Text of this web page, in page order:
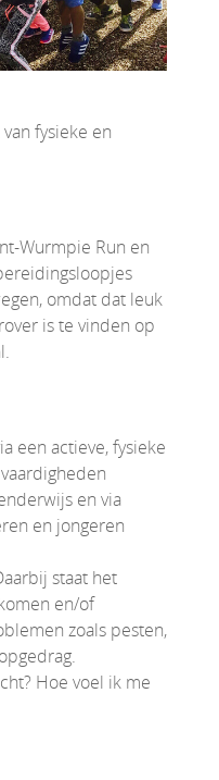
fysieke en
Wurmpie Run en
omdat dat leuk
is te vinden op
een actieve, fysieke
en via
en jongeren
staat het
en/of
zoals pesten,
Hoe voel ik me